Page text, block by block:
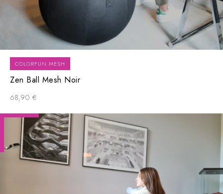
COLORFUN MESH
Zen Ball Mesh Noir
68,90 €